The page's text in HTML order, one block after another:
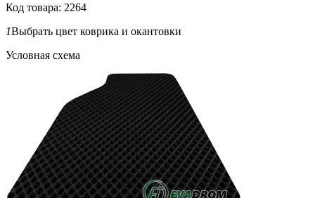
Код товара: 2264
1Выбрать цвет коврика и окантовки
Условная схема